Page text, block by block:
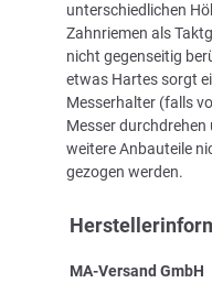
unterschiedlichen
Zahnriemen als
nicht gegenseitig
etwas Hartes sorgt
Messerhalter (falls
Messer
weitere Anbauteile
gezogen werden.
MA-Versand GmbH